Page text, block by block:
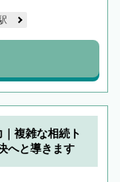
｜複雑な相続ト
へと導きます